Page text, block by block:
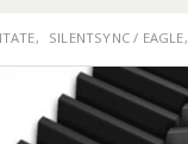
, SILENTSYNC / EAGLE,